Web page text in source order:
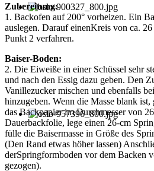
Zubereitung:
1. Backofen auf 200° vorheizen. Ein
auslegen. Darauf einenKreis von ca.
Punkt 2 verfahren.
Baiser-Boden:
2. Die Eiweiße in einer Schüssel sehr
und nach den Essig dazu geben. Den
Vanillezucker mischen und ebenfalls
hinzugeben. Wenn die Masse blank
das Backpapier im Durchmesser von
Dauerbackfolie, lege einen 26-cm
fülle die Baisermasse in Größe des
(Den Rand etwas höher lassen)
derSpringformboden vor dem Backen
gezogen).